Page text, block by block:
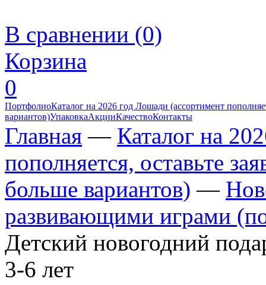
В сравнении (0)
Корзина
0
ПортфолиоКаталог на 2026 год Лошади (ассортимент
вариантов)УпаковкаАкцииКачествоКонтакты
Главная — Каталог на
пополняется, оставьте
больше вариантов) —
развивающими играми
Детский новогодний
3-6 лет